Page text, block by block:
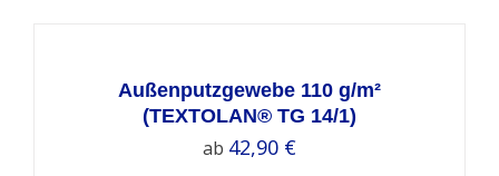
Außenputzgewebe 110 g/m²
(TEXTOLAN® TG 14/1)
ab 42,90 €